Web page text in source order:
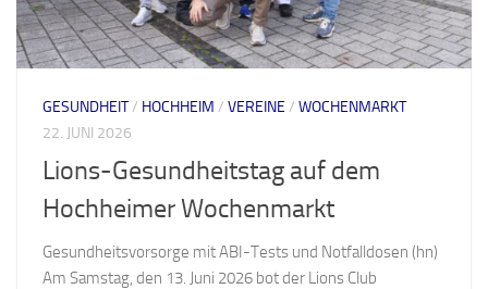
GESUNDHEIT/ HOCHHEIM / VEREINE / WOCHENMARKT
22. JUNI 2026
Lions-Gesundheitstag auf dem
Hochheimer Wochenmarkt
Gesundheitsvorsorge mit ABI-Tests und Notfalldosen (hn)
Am Samstag, den 13. Juni 2026 bot der Lions Club